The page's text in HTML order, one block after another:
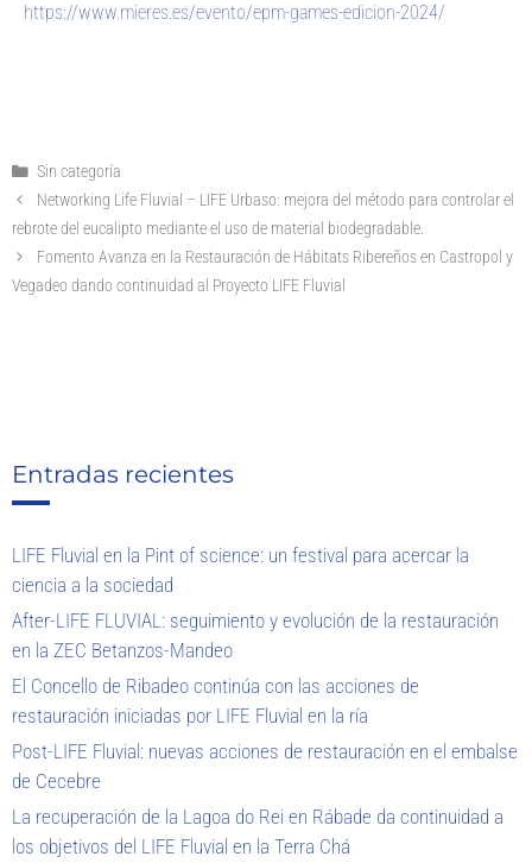
https://www.mieres.es/evento/epm-games-edicion-2024/
Sin categoría
Networking Life Fluvial – LIFE Urbaso: mejora del método para controlar el
rebrote del eucalipto mediante el uso de material biodegradable.
Fomento Avanza en la Restauración de Hábitats Ribereños en Castropol y
Vegadeo dando continuidad al Proyecto LIFE Fluvial
Entradas recientes
LIFE Fluvial en la Pint of science: un festival para acercar la
ciencia a la sociedad
After-LIFE FLUVIAL: seguimiento y evolución de la restauración
en la ZEC Betanzos-Mandeo
El Concello de Ribadeo continúa con las acciones de
restauración iniciadas por LIFE Fluvial en la ría
Post-LIFE Fluvial: nuevas acciones de restauración en el embalse
de Cecebre
La recuperación de la Lagoa do Rei en Rábade da continuidad a
los objetivos del LIFE Fluvial en la Terra Chá